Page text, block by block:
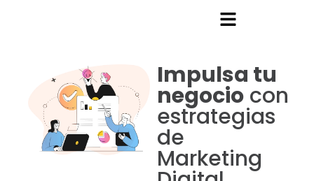
Impulsa tu
negocio con
estrategias
de
Marketing